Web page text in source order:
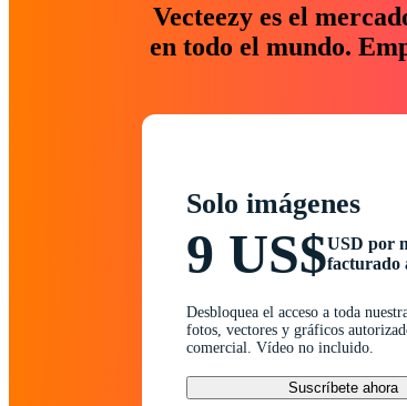
Vecteezy es el
en todo el mundo.
Solo imágenes
9 US$USD por
facturado
Desbloquea el acceso a toda
fotos, vectores y gráficos
comercial. Vídeo no incluido.
Suscríbete ahora